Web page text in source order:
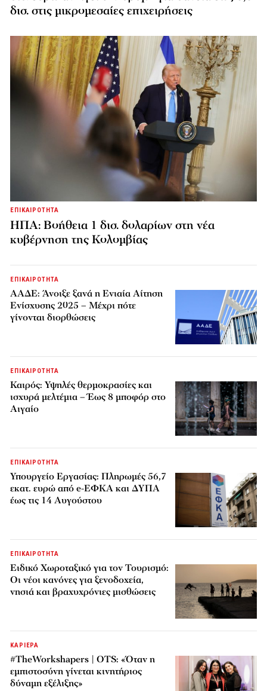
δισ. στις μικρομεσαίες επιχειρήσεις
ΕΠΙΚΑΙΡΟΤΗΤΑ
ΗΠΑ: Βοήθεια 1 δισ. δολαρίων στη νέα
κυβέρνηση της Κολομβίας
ΕΠΙΚΑΙΡΟΤΗΤΑ
ΑΑΔΕ: Άνοιξε ξανά η Ενιαία Αίτηση
Ενίσχυσης 2025 – Μέχρι πότε
γίνονται διορθώσεις
ΕΠΙΚΑΙΡΟΤΗΤΑ
Καιρός: Υψηλές θερμοκρασίες και
ισχυρά μελτέμια – Έως 8 μποφόρ στο
Αιγαίο
ΕΠΙΚΑΙΡΟΤΗΤΑ
Υπουργείο Εργασίας: Πληρωμές 56,7
εκατ. ευρώ από e-ΕΦΚΑ και ΔΥΠΑ
έως τις 14 Αυγούστου
ΕΠΙΚΑΙΡΟΤΗΤΑ
Ειδικό Χωροταξικό για τον Τουρισμό:
Οι νέοι κανόνες για ξενοδοχεία,
νησιά και βραχυχρόνιες μισθώσεις
ΚΑΡΙΕΡΑ
#TheWorkshapers | OTS: «Όταν η
εμπιστοσύνη γίνεται κινητήριος
δύναμη εξέλιξης»